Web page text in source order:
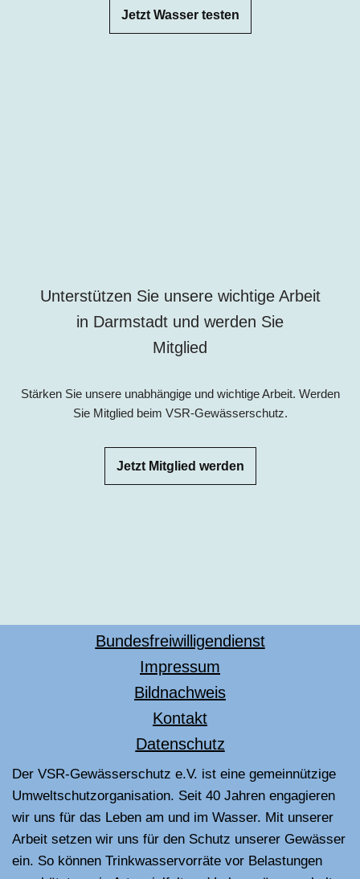
Jetzt Wasser testen
Unterstützen Sie unsere wichtige Arbeit
in Darmstadt und werden Sie
Mitglied
Stärken Sie unsere unabhängige und wichtige Arbeit. Werden
Sie Mitglied beim VSR-Gewässerschutz.
Jetzt Mitglied werden
Bundesfreiwilligendienst
Impressum
Bildnachweis
Kontakt
Datenschutz
Der VSR-Gewässerschutz e.V. ist eine gemeinnützige
Umweltschutzorganisation. Seit 40 Jahren engagieren
wir uns für das Leben am und im Wasser. Mit unserer
Arbeit setzen wir uns für den Schutz unserer Gewässer
ein. So können Trinkwasservorräte vor Belastungen